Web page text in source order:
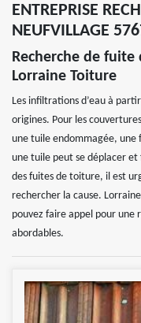
ENTREPRISE
NEUFVILLAGE
Recherche de
Lorraine Toiture
Les infiltrations d’eau à
origines. Pour les
une tuile endommagée, une
une tuile peut se déplacer et
des fuites de toiture, il est
rechercher la cause.
pouvez faire appel pour
abordables.